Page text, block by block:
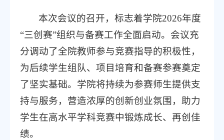
本次会议的召开，标志着学院2026年度
“三创赛”组织与备赛工作全面启动。会议充
分调动了全院教师参与竞赛指导的积极性，
为后续学生组队、项目培育和备赛参赛奠定
了坚实基础。学院将持续为参赛师生提供支
持与服务，营造浓厚的创新创业氛围，助力
学生在高水平学科竞赛中锻炼成长、再创佳
绩。